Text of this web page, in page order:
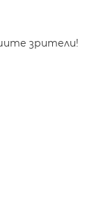
зрители!